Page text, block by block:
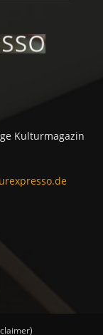
Kulturmagazin